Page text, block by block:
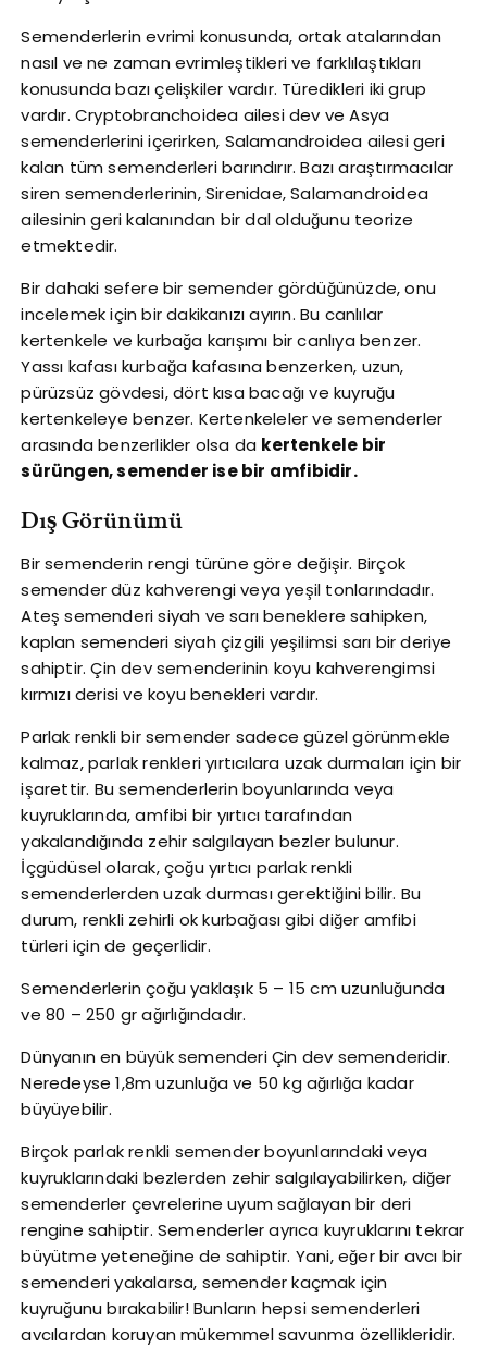
Semenderlerin evrimi konusunda, ortak atalarından
nasıl ve ne zaman evrimleştikleri ve farklılaştıkları
konusunda bazı çelişkiler vardır. Türedikleri iki grup
vardır. Cryptobranchoidea ailesi dev ve Asya
semenderlerini içerirken, Salamandroidea ailesi geri
kalan tüm semenderleri barındırır. Bazı araştırmacılar
siren semenderlerinin, Sirenidae, Salamandroidea
ailesinin geri kalanından bir dal olduğunu teorize
etmektedir.
Bir dahaki sefere bir semender gördüğünüzde, onu
incelemek için bir dakikanızı ayırın. Bu canlılar
kertenkele ve kurbağa karışımı bir canlıya benzer.
Yassı kafası kurbağa kafasına benzerken, uzun,
pürüzsüz gövdesi, dört kısa bacağı ve kuyruğu
kertenkeleye benzer. Kertenkeleler ve semenderler
arasında benzerlikler olsa da kertenkele bir
sürüngen, semender ise bir amfibidir.
Dış Görünümü
Bir semenderin rengi türüne göre değişir. Birçok
semender düz kahverengi veya yeşil tonlarındadır.
Ateş semenderi siyah ve sarı beneklere sahipken,
kaplan semenderi siyah çizgili yeşilimsi sarı bir deriye
sahiptir. Çin dev semenderinin koyu kahverengimsi
kırmızı derisi ve koyu benekleri vardır.
Parlak renkli bir semender sadece güzel görünmekle
kalmaz, parlak renkleri yırtıcılara uzak durmaları için bir
işarettir. Bu semenderlerin boyunlarında veya
kuyruklarında, amfibi bir yırtıcı tarafından
yakalandığında zehir salgılayan bezler bulunur.
İçgüdüsel olarak, çoğu yırtıcı parlak renkli
semenderlerden uzak durması gerektiğini bilir. Bu
durum, renkli zehirli ok kurbağası gibi diğer amfibi
türleri için de geçerlidir.
Semenderlerin çoğu yaklaşık 5 – 15 cm uzunluğunda
ve 80 – 250 gr ağırlığındadır.
Dünyanın en büyük semenderi Çin dev semenderidir.
Neredeyse 1,8m uzunluğa ve 50 kg ağırlığa kadar
büyüyebilir.
Birçok parlak renkli semender boyunlarındaki veya
kuyruklarındaki bezlerden zehir salgılayabilirken, diğer
semenderler çevrelerine uyum sağlayan bir deri
rengine sahiptir. Semenderler ayrıca kuyruklarını tekrar
büyütme yeteneğine de sahiptir. Yani, eğer bir avcı bir
semenderi yakalarsa, semender kaçmak için
kuyruğunu bırakabilir! Bunların hepsi semenderleri
avcılardan koruyan mükemmel savunma özellikleridir.